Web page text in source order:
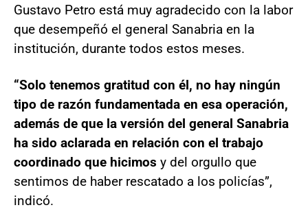
Gustavo Petro está muy agradecido con la labor
que desempeñó el general Sanabria en la
institución, durante todos estos meses.
“Solo tenemos gratitud con él, no hay ningún
tipo de razón fundamentada en esa operación,
además de que la versión del general Sanabria
ha sido aclarada en relación con el trabajo
coordinado que hicimos y del orgullo que
sentimos de haber rescatado a los policías”,
indicó.